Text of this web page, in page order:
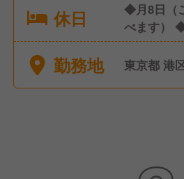
休日
◆月8日（
べます）
育休休暇
暇 ◆有給
勤務地 東京都 港